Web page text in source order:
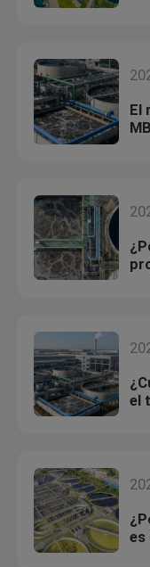
Portador de MBBR
Las medias de
Medios de filtro
El
el
es